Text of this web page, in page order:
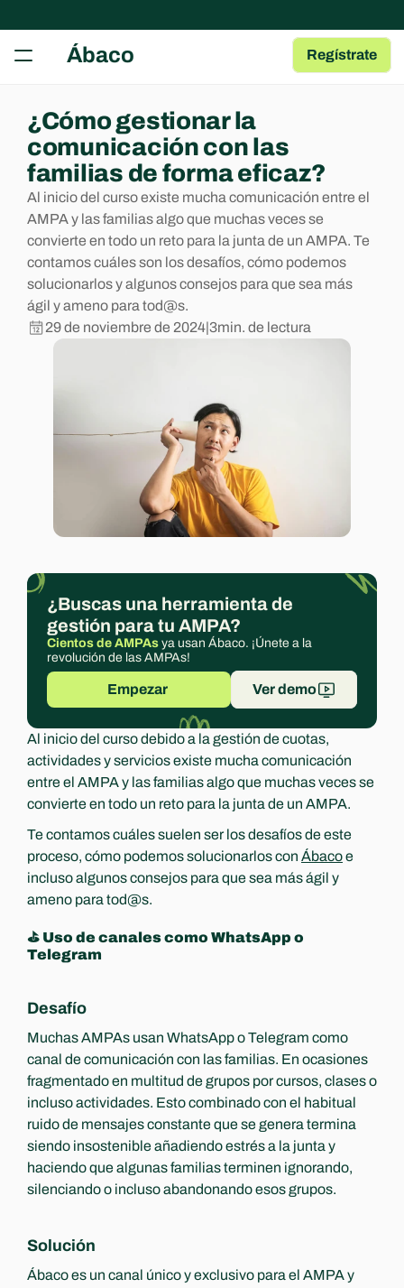
¿Cómo gestionar la
comunicación con las
familias de forma eficaz?
Al inicio del curso existe mucha comunicación entre el
AMPA y las familias algo que muchas veces se
convierte en todo un reto para la junta de un AMPA. Te
contamos cuáles son los desafíos, cómo podemos
solucionarlos y algunos consejos para que sea más
ágil y ameno para tod@s.
29 de noviembre de 2024|3min. de lectura
¿Buscas una herramienta de
gestión para tu AMPA?
Cientos de AMPAs ya usan Ábaco. ¡Únete a la
revolución de las AMPAs!
Empezar Ver demo
Al inicio del curso debido a la gestión de cuotas,
actividades y servicios existe mucha comunicación
entre el AMPA y las familias algo que muchas veces se
convierte en todo un reto para la junta de un AMPA.
Te contamos cuáles suelen ser los desafíos de este
proceso, cómo podemos solucionarlos con Ábaco e
incluso algunos consejos para que sea más ágil y
ameno para tod@s.
⛳️ Uso de canales como WhatsApp o
Telegram
Desafío
Muchas AMPAs usan WhatsApp o Telegram como
canal de comunicación con las familias. En ocasiones
fragmentado en multitud de grupos por cursos, clases o
incluso actividades. Esto combinado con el habitual
ruido de mensajes constante que se genera termina
siendo insostenible añadiendo estrés a la junta y
haciendo que algunas familias terminen ignorando,
silenciando o incluso abandonando esos grupos.
Solución
Ábaco es un canal único y exclusivo para el AMPA y
Ábaco Herramientas gratuitas
Guía para AMPAs
Aprende a gestionar una AMPA
Centro de Ayuda
Artículos y Guías sobre las Apps
Blog
Contenido de interés para AMPAs
COMMUNITY
Join
Experts
Regístrate